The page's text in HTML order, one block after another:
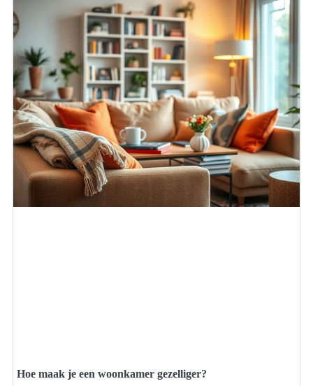
Hoe maak je een woonkamer gezelliger?